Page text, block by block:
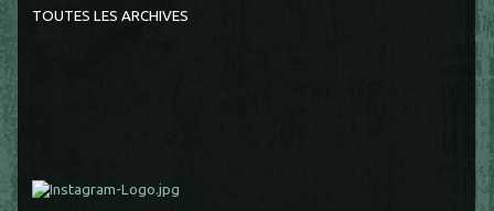
TOUTES LES ARCHIVES